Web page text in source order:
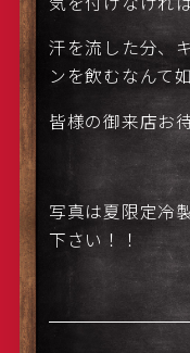
汗を流した分、
ンを飲むなんて
皆様の御来店お
写真は夏限定冷
下さい！！